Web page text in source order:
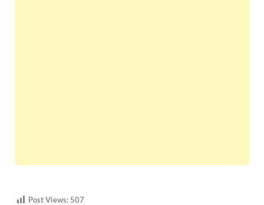
Post Views: 507